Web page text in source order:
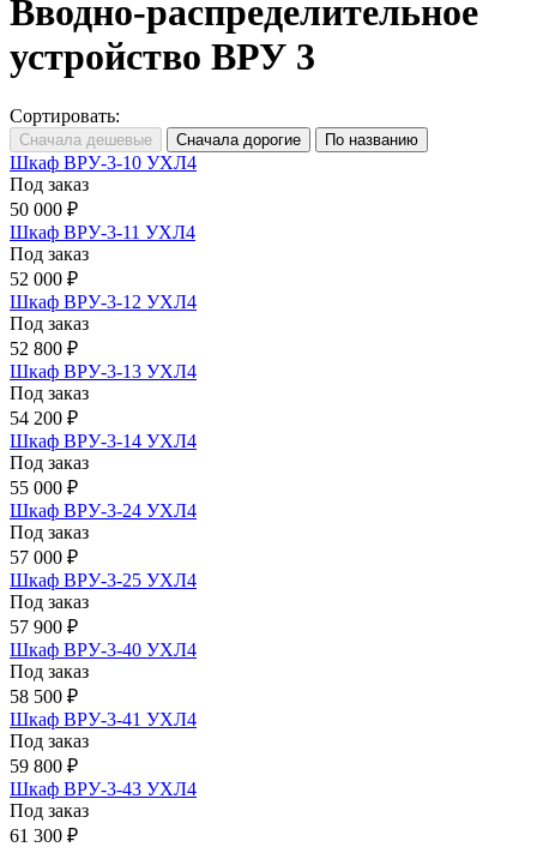
Вводно-распределительное
устройство ВРУ 3
Сортировать:
Шкаф ВРУ-3-10 УХЛ4
Под заказ
50 000 ₽
Шкаф ВРУ-3-11 УХЛ4
Под заказ
52 000 ₽
Шкаф ВРУ-3-12 УХЛ4
Под заказ
52 800 ₽
Шкаф ВРУ-3-13 УХЛ4
Под заказ
54 200 ₽
Шкаф ВРУ-3-14 УХЛ4
Под заказ
55 000 ₽
Шкаф ВРУ-3-24 УХЛ4
Под заказ
57 000 ₽
Шкаф ВРУ-3-25 УХЛ4
Под заказ
57 900 ₽
Шкаф ВРУ-3-40 УХЛ4
Под заказ
58 500 ₽
Шкаф ВРУ-3-41 УХЛ4
Под заказ
59 800 ₽
Шкаф ВРУ-3-43 УХЛ4
Под заказ
61 300 ₽